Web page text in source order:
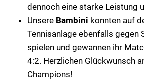
dennoch eine starke Leistung
Unsere Bambini konnten auf
Tennisanlage ebenfalls gegen
spielen und gewannen ihr
4:2. Herzlichen Glückwunsch
Champions!